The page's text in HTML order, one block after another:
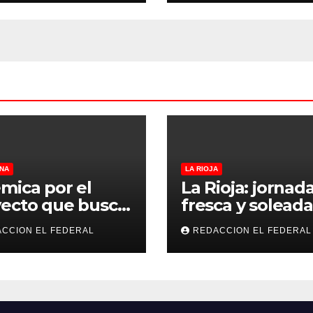
por el
que busca
criaderos y
de perros y
denuncian
EL FEDERAL
LA RIOJA
La Rioja:
fresca y soleada
este jueves, con
temperaturas
estables para el
REDACCION EL FEDERAL